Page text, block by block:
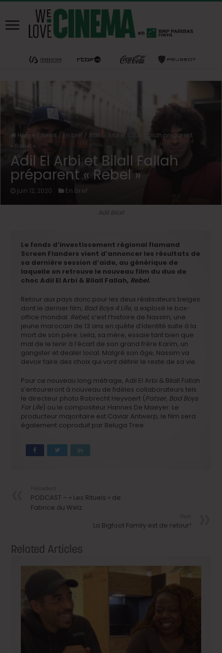
Home / News / En bref / Adil El Arbi et Bilall Fallah préparent
« Rebel »
Adil El Arbi et Bilall Fallah
préparent « Rebel »
juin 12, 2020 En bref
Adil Bilall
Le fonds d’investissement régional flamand
Screen Flanders vient d’annoncer les résultats de
sa dernière session d’aide, au générique de
laquelle on retrouve le nouveau film du duo de
choc Adil El Arbi & Bilall Fallah, Rebel.
Retour aux pays donc pour les deux réalisateurs belges
dont le dernier film, Bad Boys 4 Life, a explosé le box-
office mondial. Rebel, c’est l’histoire de Nassim, une
jeune marocain de 13 ans en quête d’identité suite à la
mort de son père. Leila, sa mère, essaie tant bien que
mal de le tenir à l’écart de son grand frère Karim, un
gangster et dealer local. Malgré son âge, Nassim va
devoir faire des choix qui vont définir le reste de sa vie.
Pour ce nouveau long métrage, Adil El Arbi & Bilall Fallah
s’entoureront à nouveau de fidèles collaborateurs tels
le directeur photo Robrecht Heyvaert (Patser, Bad Boys
For Life) ou le compositeur Hannes De Maeyer. Le
producteur majoritaire est Caviar Antwerp, le film sera
également coproduit par Beluga Tree.
PODCAST – « Les Rituels » de
Fabrice du Welz
La Bigfoot Family est de retour!
Related Articles